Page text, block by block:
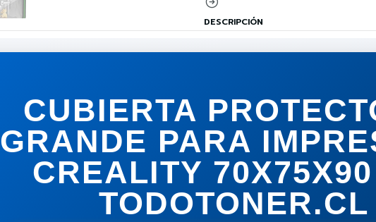
DESCRIPCIÓN
CUBIERTA
GRANDE PARA
CREALITY
TODOTONER.CL